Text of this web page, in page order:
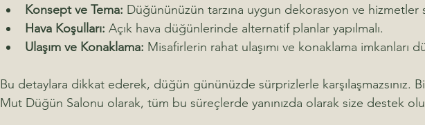
Konsept ve Tema: Düğününüzün tarzına uygun dekorasyon ve hizmetler
Hava Koşulları: Açık hava düğünlerinde alternatif planlar yapılmalı.
Ulaşım ve Konaklama: Misafirlerin rahat ulaşımı ve konaklama imkanları
Bu detaylara dikkat ederek, düğün gününüzde sürprizlerle karşılaşmazsınız.
Mut Düğün Salonu olarak, tüm bu süreçlerde yanınızda olarak size destek